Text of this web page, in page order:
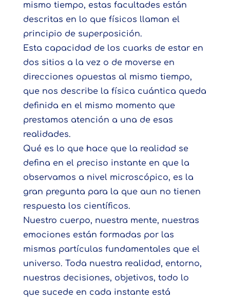
mismo tiempo, estas facultades están
descritas en lo que físicos llaman el
principio de superposición.
Esta capacidad de los cuarks de estar en
dos sitios a la vez o de moverse en
direcciones opuestas al mismo tiempo,
que nos describe la física cuántica queda
definida en el mismo momento que
prestamos atención a una de esas
realidades.
Qué es lo que hace que la realidad se
defina en el preciso instante en que la
observamos a nivel microscópico, es la
gran pregunta para la que aun no tienen
respuesta los científicos.
Nuestro cuerpo, nuestra mente, nuestras
emociones están formadas por las
mismas partículas fundamentales que el
universo. Toda nuestra realidad, entorno,
nuestras decisiones, objetivos, todo lo
que sucede en cada instante está